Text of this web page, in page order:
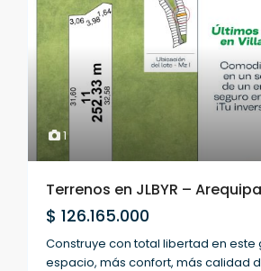
1
Terrenos en JLBYR – Arequipa
$ 126.165.000
Construye con total libertad en este
espacio, más confort, más calidad